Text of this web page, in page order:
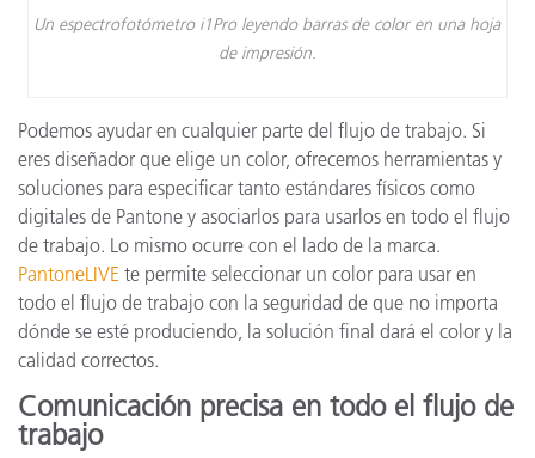
Un espectrofotómetro i1Pro leyendo barras de color en una hoja
de impresión.
Podemos ayudar en cualquier parte del flujo de trabajo. Si
eres diseñador que elige un color, ofrecemos herramientas y
soluciones para especificar tanto estándares físicos como
digitales de Pantone y asociarlos para usarlos en todo el flujo
de trabajo. Lo mismo ocurre con el lado de la marca.
PantoneLIVE te permite seleccionar un color para usar en
todo el flujo de trabajo con la seguridad de que no importa
dónde se esté produciendo, la solución final dará el color y la
calidad correctos.
Comunicación precisa en todo el flujo de
trabajo